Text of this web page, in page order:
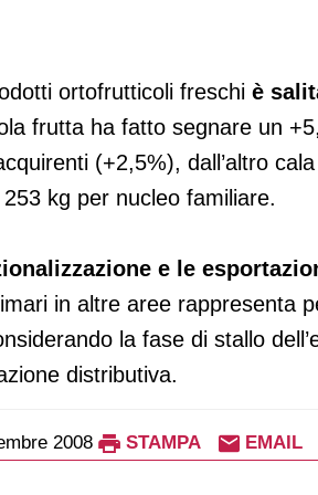
ortofrutticoli freschi è
frutta ha fatto segnare un
(+2,5%), dall’altro
kg per nucleo familiare.
e le
in altre aree rappresenta
la fase di stallo
distributiva.
2008 STAMPA EMAIL
in arrivo un Natale all’insegna del